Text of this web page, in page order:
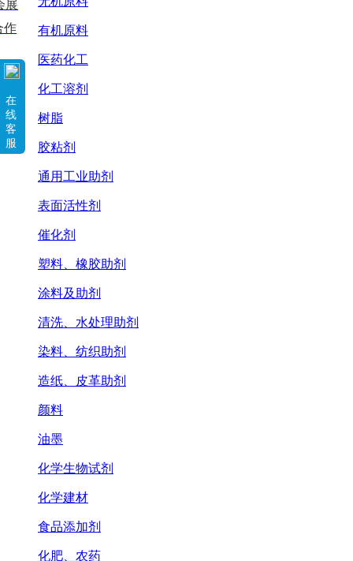
有机原料
医药化工
化工溶剂
树脂
胶粘剂
通用工业助剂
表面活性剂
催化剂
塑料、橡胶助剂
涂料及助剂
清洗、水处理助剂
染料、纺织助剂
造纸、皮革助剂
颜料
油墨
化学生物试剂
化学建材
食品添加剂
化肥、农药
展
作
在
线
客
服